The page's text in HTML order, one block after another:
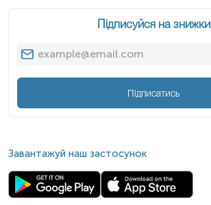
Підписуйся на знижки
Підписатись
Завантажуй наш застосунок